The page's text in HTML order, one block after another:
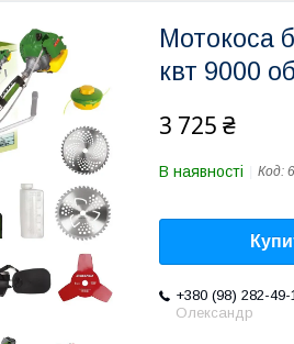
Мотокоса
квт 9000
3 725 ₴
В наявності Код:
+380 (98) 282-49-
Олександр